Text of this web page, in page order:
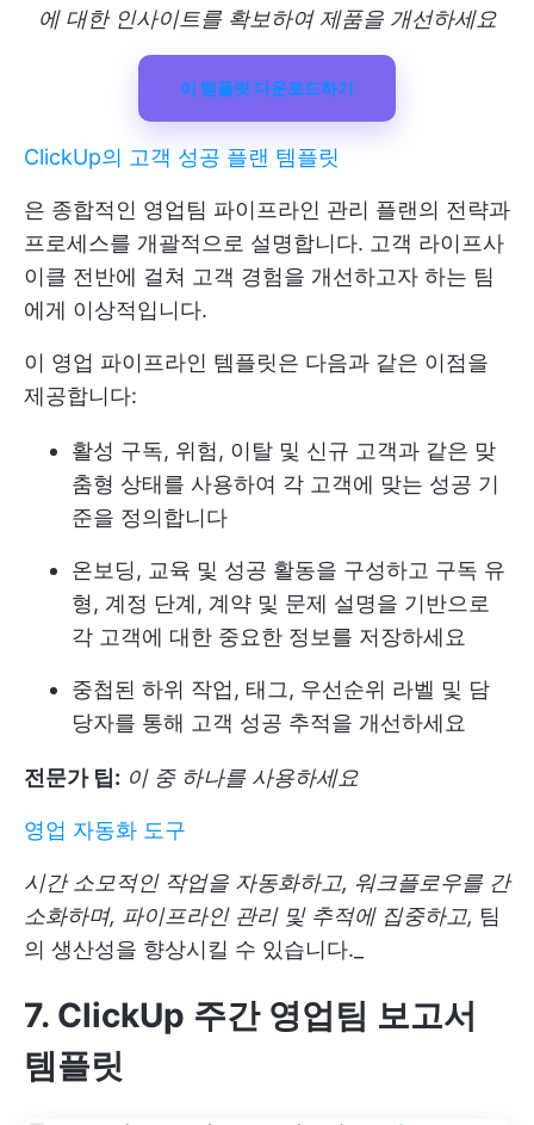
에 대한 인사이트를 확보하여 제품을 개선하세요
이 템플릿 다운로드하기
ClickUp의 고객 성공 플랜 템플릿
은 종합적인 영업팀 파이프라인 관리 플랜의 전략과
프로세스를 개괄적으로 설명합니다. 고객 라이프사
이클 전반에 걸쳐 고객 경험을 개선하고자 하는 팀
에게 이상적입니다.
이 영업 파이프라인 템플릿은 다음과 같은 이점을
제공합니다:
활성 구독, 위험, 이탈 및 신규 고객과 같은 맞
춤형 상태를 사용하여 각 고객에 맞는 성공 기
준을 정의합니다
온보딩, 교육 및 성공 활동을 구성하고 구독 유
형, 계정 단계, 계약 및 문제 설명을 기반으로
각 고객에 대한 중요한 정보를 저장하세요
중첩된 하위 작업, 태그, 우선순위 라벨 및 담
당자를 통해 고객 성공 추적을 개선하세요
전문가 팁: 이 중 하나를 사용하세요
영업 자동화 도구
시간 소모적인 작업을 자동화하고, 워크플로우를 간
소화하며, 파이프라인 관리 및 추적에 집중하고, 팀
의 생산성을 향상시킬 수 있습니다._
7. ClickUp 주간 영업팀 보고서
템플릿